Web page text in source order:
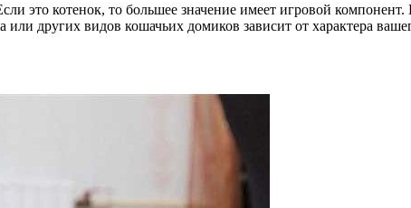
это котенок, то большее значение имеет игровой
других видов кошачьих домиков зависит от характера